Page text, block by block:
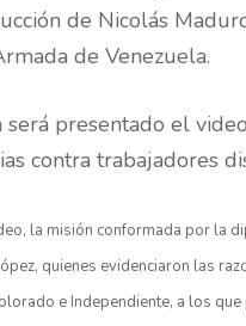
de Nicolás
de Venezuela.
será presentado el
contra trabajadores
la misión conformada por la
quienes evidenciaron las
e Independiente, a los